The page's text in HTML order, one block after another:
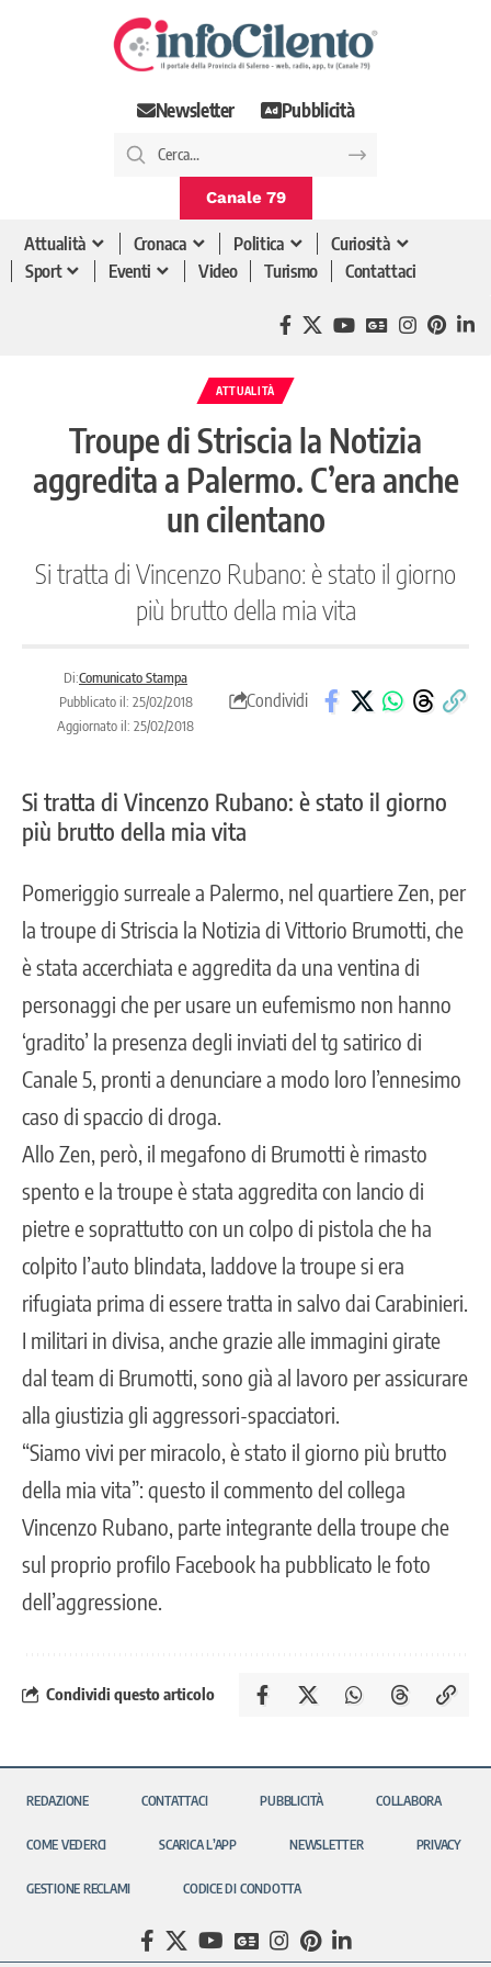
Newsletter Pubblicità
Canale 79
Attualità Cronaca Politica
Curiosità
Sport
Eventi Video Turismo Contattaci
ATTUALITÀ
Troupe di Striscia la Notizia
aggredita a Palermo. C’era anche
un cilentano
Si tratta di Vincenzo Rubano: è stato il giorno
più brutto della mia vita
Di:Comunicato Stampa
Pubblicato il: 25/02/2018
Aggiornato il: 25/02/2018
Condividi
Si tratta di Vincenzo Rubano: è stato il giorno
più brutto della mia vita
Pomeriggio surreale a Palermo, nel quartiere Zen, per
la troupe di Striscia la Notizia di Vittorio Brumotti, che
è stata accerchiata e aggredita da una ventina di
personaggi che per usare un eufemismo non hanno
‘gradito’ la presenza degli inviati del tg satirico di
Canale 5, pronti a denunciare a modo loro l’ennesimo
caso di spaccio di droga.
Allo Zen, però, il megafono di Brumotti è rimasto
spento e la troupe è stata aggredita con lancio di
pietre e soprattutto con un colpo di pistola che ha
colpito l’auto blindata, laddove la troupe si era
rifugiata prima di essere tratta in salvo dai Carabinieri.
I militari in divisa, anche grazie alle immagini girate
dal team di Brumotti, sono già al lavoro per assicurare
alla giustizia gli aggressori-spacciatori.
“Siamo vivi per miracolo, è stato il giorno più brutto
della mia vita”: questo il commento del collega
Vincenzo Rubano, parte integrante della troupe che
sul proprio profilo Facebook ha pubblicato le foto
dell’aggressione.
Condividi questo articolo
REDAZIONE CONTATTACI PUBBLICITÀ COLLABORA
COME VEDERCI SCARICA L’APP NEWSLETTER PRIVACY
GESTIONE RECLAMI CODICE DI CONDOTTA